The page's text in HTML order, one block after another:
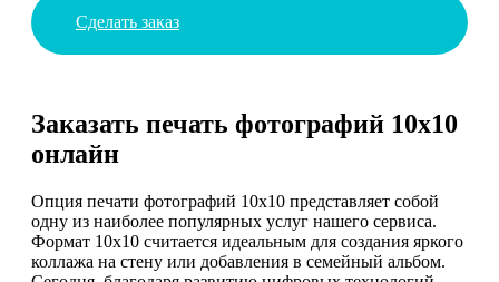
Сделать заказ
Заказать печать фотографий 10х10
онлайн
Опция печати фотографий 10х10 представляет собой
одну из наиболее популярных услуг нашего сервиса.
Формат 10x10 считается идеальным для создания яркого
коллажа на стену или добавления в семейный альбом.